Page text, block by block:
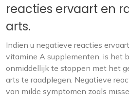
reacties ervaart en
arts.
Indien u negatieve reacties
vitamine A supplementen, is het
onmiddellijk te stoppen met het
arts te raadplegen. Negatieve
van milde symptomen zoals